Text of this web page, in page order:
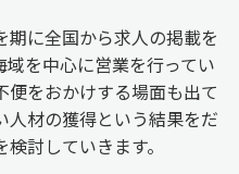
期に全国から求人の掲載を
を中心に営業を行ってい
便をおかけする場面も出て
人材の獲得という結果をだ
討していきます。